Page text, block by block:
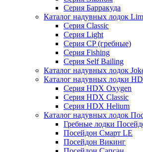
Серия Барракуда
Каталог надувных лодок
Серия Classic
Серия Light
Серия CP (гребные)
Серия Fishing
Серия Self Bailing
Каталог надувных лодок
Каталог надувных лодки
Серия HDX Oxygen
Серия HDX Classic
Серия HDX Helium
Каталог надувных лодок
Гребные лодки
Посейдон Смарт LE
Посейдон Викинг